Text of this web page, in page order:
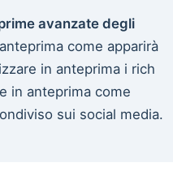
avanzate degli
come apparirà
in anteprima i rich
in anteprima come
sui social media.